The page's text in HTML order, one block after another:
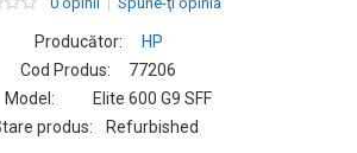
Producător:
HP
Cod Produs:
77206
Model:
Elite 600 G9 SFF
produs:
Refurbished